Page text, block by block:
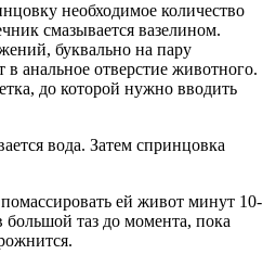
необходимое количество
смазывается вазелином.
буквально на пару
в анальное отверстие животного.
до которой нужно вводить
вода. Затем спринцовка
ей живот минут 10-
большой таз до момента, пока